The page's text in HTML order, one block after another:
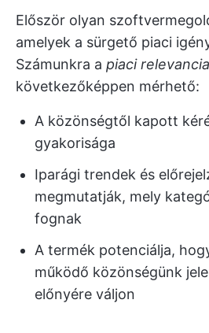
Először olyan
amelyek a sürgető piaci
Számunkra a piaci relevancia
következőképpen mérhető:
A közönségtől kapott
gyakorisága
Iparági trendek és
megmutatják, mely
fognak
A termék potenciálja,
működő közönségünk
előnyére váljon